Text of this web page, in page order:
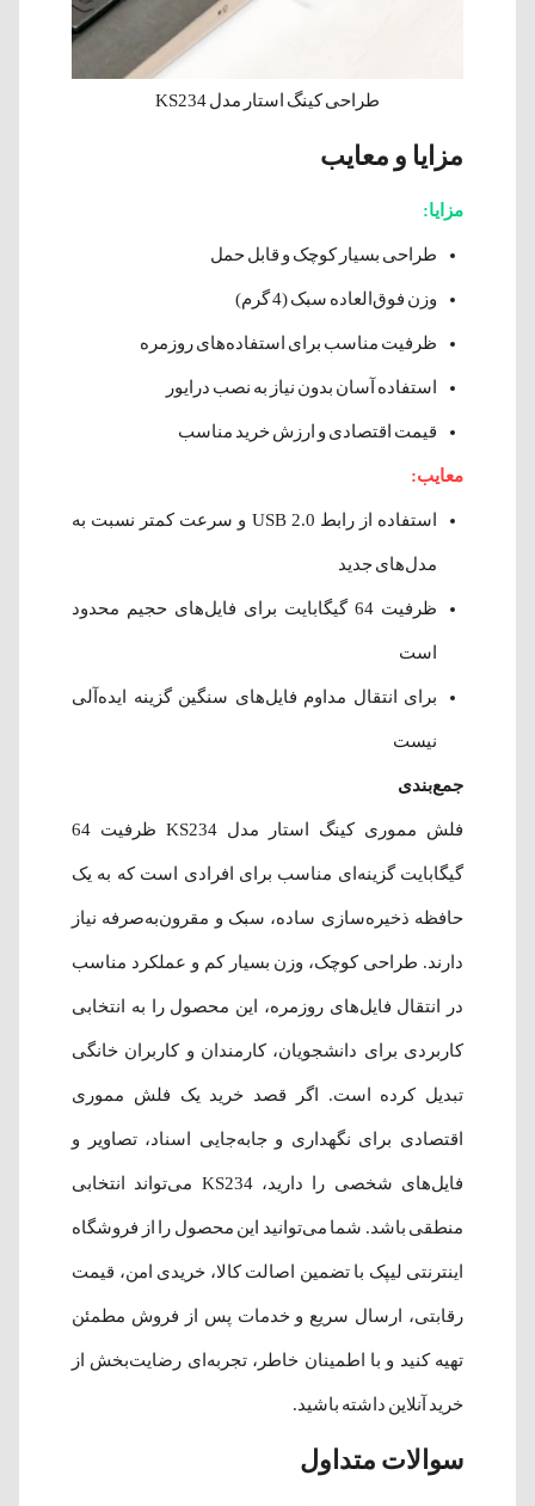
طراحی کینگ استار مدل KS234
مزایا و معایب
مزایا:
طراحی بسیار کوچک و قابل حمل
وزن فوق‌العاده سبک (4 گرم)
ظرفیت مناسب برای استفاده‌های روزمره
استفاده آسان بدون نیاز به نصب درایور
قیمت اقتصادی و ارزش خرید مناسب
معایب:
استفاده از رابط USB 2.0 و سرعت کمتر نسبت به
مدل‌های جدید
ظرفیت 64 گیگابایت برای فایل‌های حجیم محدود
است
برای انتقال مداوم فایل‌های سنگین گزینه ایده‌آلی
نیست
جمع‌بندی
فلش مموری کینگ استار مدل KS234 ظرفیت 64
گیگابایت گزینه‌ای مناسب برای افرادی است که به یک
حافظه ذخیره‌سازی ساده، سبک و مقرون‌به‌صرفه نیاز
دارند. طراحی کوچک، وزن بسیار کم و عملکرد مناسب
در انتقال فایل‌های روزمره، این محصول را به انتخابی
کاربردی برای دانشجویان، کارمندان و کاربران خانگی
تبدیل کرده است. اگر قصد خرید یک فلش مموری
اقتصادی برای نگهداری و جابه‌جایی اسناد، تصاویر و
فایل‌های شخصی را دارید، KS234 می‌تواند انتخابی
منطقی باشد. شما می‌توانید این محصول را از فروشگاه
اینترنتی لیپک با تضمین اصالت کالا، خریدی امن، قیمت
رقابتی، ارسال سریع و خدمات پس از فروش مطمئن
تهیه کنید و با اطمینان خاطر، تجربه‌ای رضایت‌بخش از
خرید آنلاین داشته باشید.
سوالات متداول